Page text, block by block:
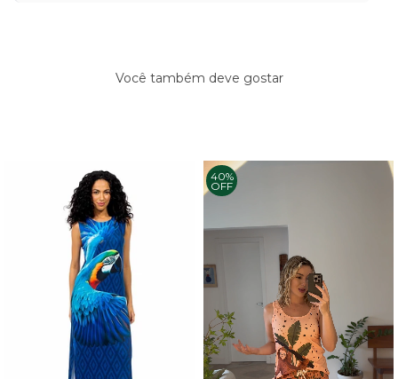
Você também deve gostar
40%
OFF